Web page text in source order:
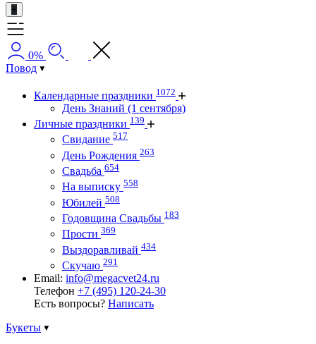
+
0%
Повод
Календарные праздники 1072
День Знаний (1 сентября)
Личные праздники 139
Свидание 517
День Рождения 263
Свадьба 654
На выписку 558
Юбилей 508
Годовщина Свадьбы 183
Прости 369
Выздоравливай 434
Скучаю 291
Email: info@megacvet24.ru
Телефон +7 (495) 120-24-30
Есть вопросы? Написать
Букеты